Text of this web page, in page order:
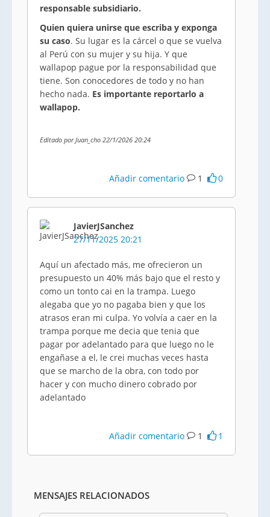
responsable subsidiario.
Quien quiera unirse que escriba y exponga
su caso. Su lugar es la cárcel o que se vuelva
al Perú con su mujer y su hija. Y que
wallapop pague por la responsabilidad que
tiene. Son conocedores de todo y no han
hecho nada. Es importante reportarlo a
wallapop.
Editado por Juan_cho 22/1/2026 20:24
Añadir comentario 1 0
JavierJSanchez
27/11/2025 20:21
Aquí un afectado más, me ofrecieron un
presupuesto un 40% más bajo que el resto y
como un tonto cai en la trampa. Luego
alegaba que yo no pagaba bien y que los
atrasos eran mi culpa. Yo volvía a caer en la
trampa porque me decia que tenia que
pagar por adelantado para que luego no le
engañase a el, le crei muchas veces hasta
que se marcho de la obra, con todo por
hacer y con mucho dinero cobrado por
adelantado
Añadir comentario 1 1
MENSAJES RELACIONADOS